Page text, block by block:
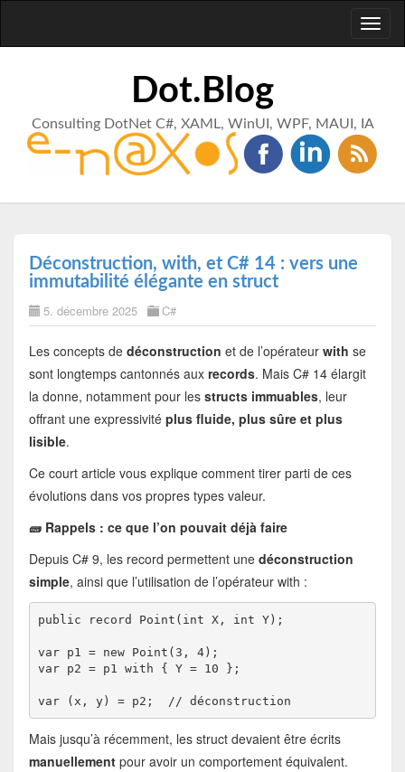
Dot.Blog
Consulting DotNet C#, XAML, WinUI, WPF, MAUI, IA
Déconstruction, with, et C# 14 : vers une
immutabilité élégante en struct
5. décembre 2025 C#
Les concepts de déconstruction et de l’opérateur with se
sont longtemps cantonnés aux records. Mais C# 14 élargit
la donne, notamment pour les structs immuables, leur
offrant une expressivité plus fluide, plus sûre et plus
lisible.
Ce court article vous explique comment tirer parti de ces
évolutions dans vos propres types valeur.
🧱 Rappels : ce que l’on pouvait déjà faire
Depuis C# 9, les record permettent une déconstruction
simple, ainsi que l’utilisation de l’opérateur with :
public record Point(int X, int Y);
var p1 = new Point(3, 4);
var p2 = p1 with { Y = 10 };
var (x, y) = p2;  // déconstruction
Mais jusqu’à récemment, les struct devaient être écrits
manuellementpour avoir un comportement équivalent.